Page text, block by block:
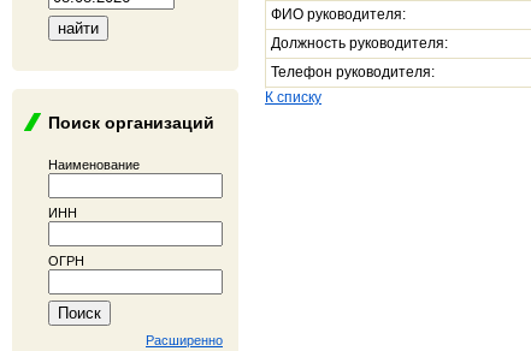
Поиск организаций
Наименование
ИНН
ОГРН
Расширенно
ФИО руководителя:
Должность руководителя:
Телефон руководителя:
К списку